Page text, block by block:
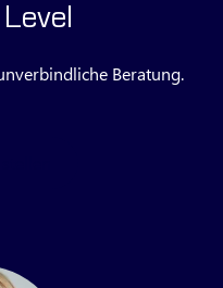
Beratung.